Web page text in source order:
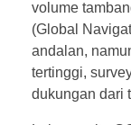
volume
(Global
andalan,
tertinggi,
dukungan dari